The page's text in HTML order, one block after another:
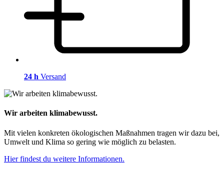
24 h Versand
Wir arbeiten klimabewusst.
Mit vielen konkreten ökologischen Maßnahmen tragen wir dazu bei,
Umwelt und Klima so gering wie möglich zu belasten.
Hier findest du weitere Informationen.